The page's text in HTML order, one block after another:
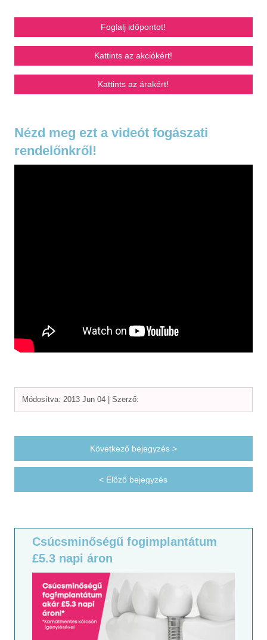
Foglalj időpontot!
Kattints az akciókért!
Kattints az árakért!
Nézd meg ezt a videót fogászati
rendelőnkről!
Módosítva: 2013 Jun 04 | Szerző:
Következő bejegyzés >
< Előző bejegyzés
Csúcsminőségű fogimplantátum
£5.3 napi áron